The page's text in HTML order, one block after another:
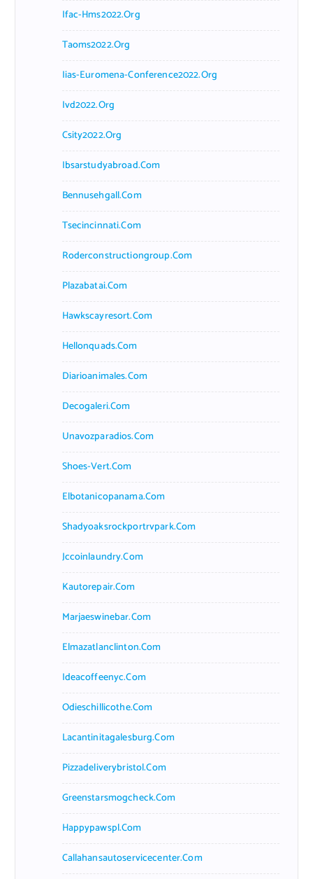
Ifac-Hms2022.org
Taoms2022.org
Iias-Euromena-Conference2022.org
Ivd2022.org
Csity2022.org
Ibsarstudyabroad.com
Bennusehgall.com
Tsecincinnati.com
Roderconstructiongroup.com
Plazabatai.com
Hawkscayresort.com
Hellonquads.com
Diarioanimales.com
Decogaleri.com
Unavozparadios.com
Shoes-Vert.com
Elbotanicopanama.com
Shadyoaksrockportrvpark.com
Jccoinlaundry.com
Kautorepair.com
Marjaeswinebar.com
Elmazatlanclinton.com
Ideacoffeenyc.com
Odieschillicothe.com
Lacantinitagalesburg.com
Pizzadeliverybristol.com
Greenstarsmogcheck.com
Happypawspl.com
Callahansautoservicecenter.com